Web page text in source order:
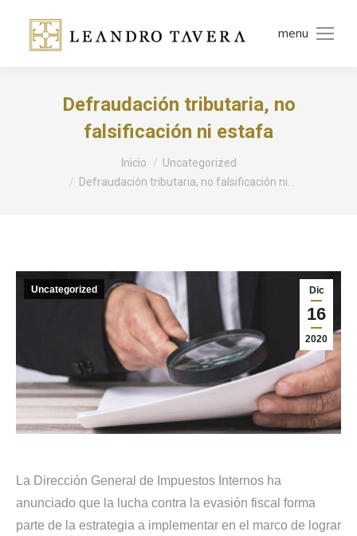
menu
Defraudación tributaria, no
falsificación ni estafa
Inicio
Uncategorized
Defraudación tributaria, no falsificación ni…
Dic
16
2020
Uncategorized
La Dirección General de Impuestos Internos ha
anunciado que la lucha contra la evasión fiscal forma
parte de la estrategia a implementar en el marco de lograr